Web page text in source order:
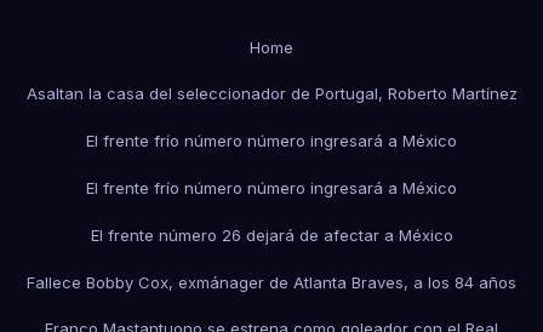
Home
Asaltan la casa del seleccionador de Portugal, Roberto Martínez
El frente frío número número ingresará a México
El frente frío número número ingresará a México
El frente número 26 dejará de afectar a México
Fallece Bobby Cox, exmánager de Atlanta Braves, a los 84 años